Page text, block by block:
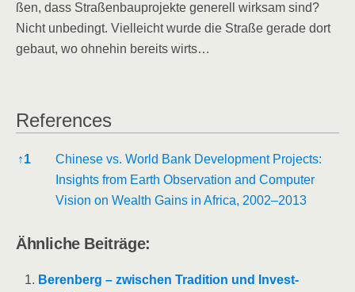
ßen, dass Stra­ßen­bau­pro­jek­te gene­rell wirk­sam sind?
Nicht unbe­dingt. Viel­leicht wur­de die Stra­ße gera­de dort
gebaut, wo ohne­hin bereits wirts…
Refe­ren­ces
Refe­ren­ces
↑1
Chi­ne­se vs. World Bank Deve­lo­p­ment Pro­jects:
Insights from Earth Obser­va­ti­on and Com­pu­ter
Visi­on on Wealth Gains in Afri­ca, 2002–2013
Ähn­li­che Beiträge:
Beren­berg – zwi­schen Tra­di­ti­on und Invest­